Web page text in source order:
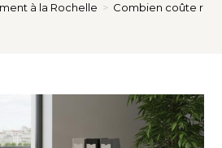
à la Rochelle > Combien coûte